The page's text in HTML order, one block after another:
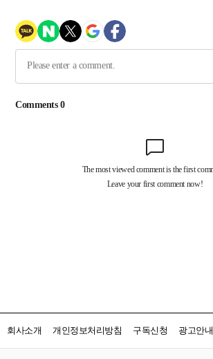
회사소개 개인정보처리방침 구독신청 광고안내